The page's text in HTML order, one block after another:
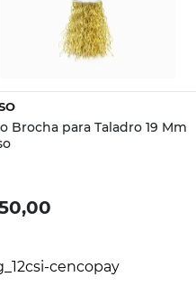
Vista rápida
Brocha para Taladro 19 Mm